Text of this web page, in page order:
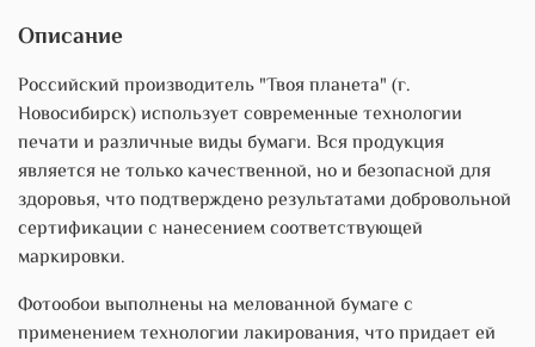
Описание
Российский производитель "Твоя планета" (г.
Новосибирск) использует современные технологии
печати и различные виды бумаги. Вся продукция
является не только качественной, но и безопасной для
здоровья, что подтверждено результатами добровольной
сертификации с нанесением соответствующей
маркировки.
Фотообои выполнены на мелованной бумаге с
применением технологии лакирования, что придает ей